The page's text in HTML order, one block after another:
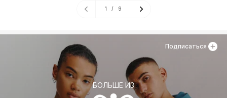
1 / 9
БОЛЬШЕ ИЗ
Подписаться